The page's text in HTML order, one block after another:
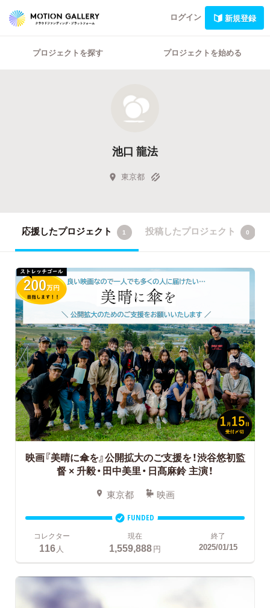
ログイン 新規登録
プロジェクトを探す プロジェクトを始める
池口 龍法
東京都
応援したプロジェクト 1 投稿したプロジェクト 0
映画『美晴に傘を』公開拡大のご支援を！渋谷悠初監
督 × 升毅・田中美里・日髙麻鈴 主演！
東京都 映画
FUNDED
コレクター
116 人
現在
1,559,888円
終了
2025/01/15